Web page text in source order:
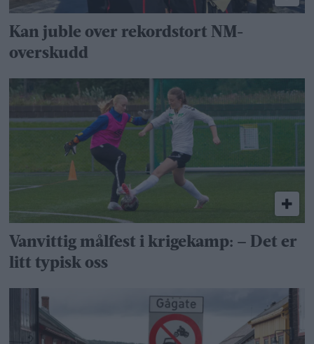
Kan juble over rekordstort NM-
overskudd
Vanvittig målfest i krigekamp: – Det er
litt typisk oss